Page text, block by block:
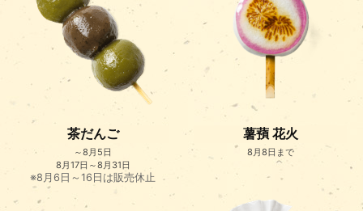
茶だんご
～8月5日
8月17日～8月31日
※8月6日～16日は販売休止
薯蕷 花火
8月8日まで